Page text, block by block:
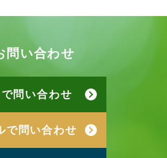
問 い合わせ
問い合わせ
で問い合わせ